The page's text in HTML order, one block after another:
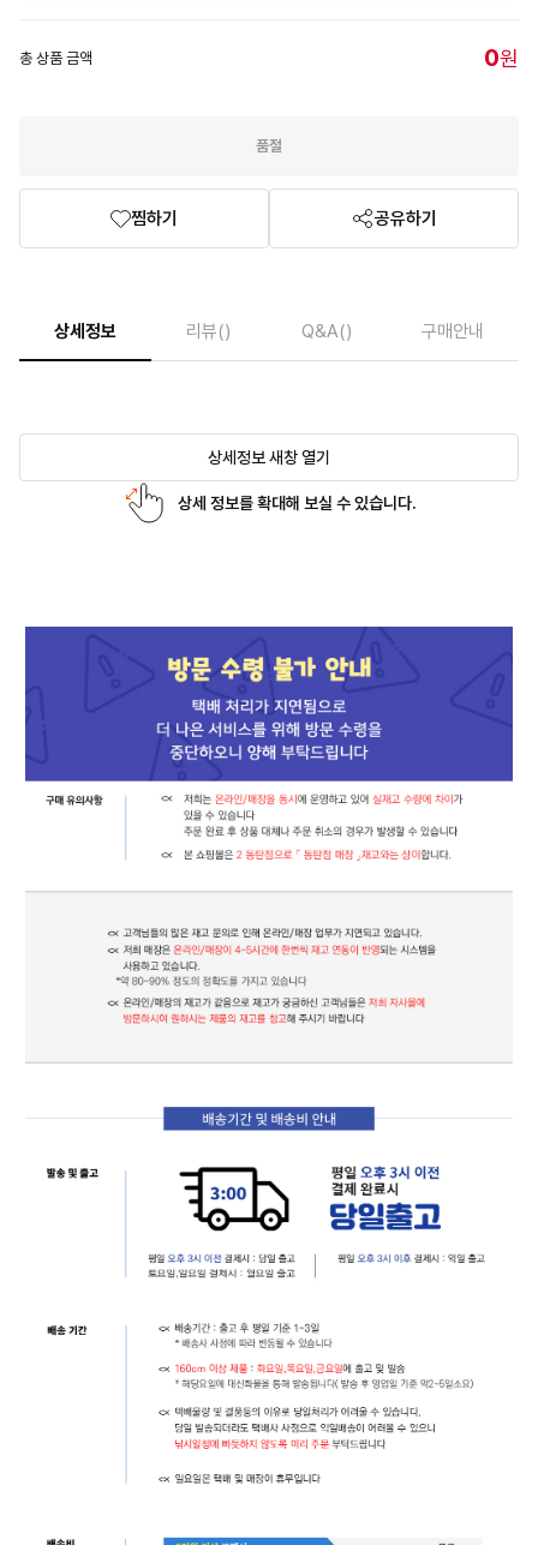
총 상품 금액 0원
품절
찜하기 공유하기
상세정보 리뷰() Q&A() 구매안내
상세정보 새창 열기
상세 정보를 확대해 보실 수 있습니다.